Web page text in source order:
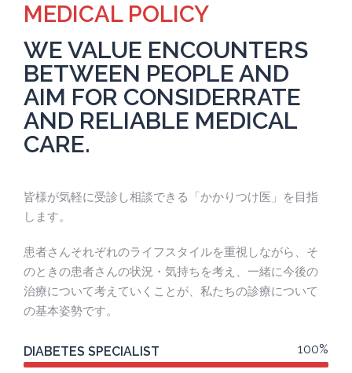
MEDICAL POLICY
WE VALUE ENCOUNTERS
BETWEEN PEOPLE AND
AIM FOR CONSIDERRATE
AND RELIABLE MEDICAL
CARE.
皆様が気軽に受診し相談できる「かかりつけ医」を目指
します。
患者さんそれぞれのライフスタイルを重視しながら、そ
のときの患者さんの状況・気持ちを考え、一緒に今後の
治療について考えていくことが、私たちの診療について
の基本姿勢です。
DIABETES SPECIALIST 100%